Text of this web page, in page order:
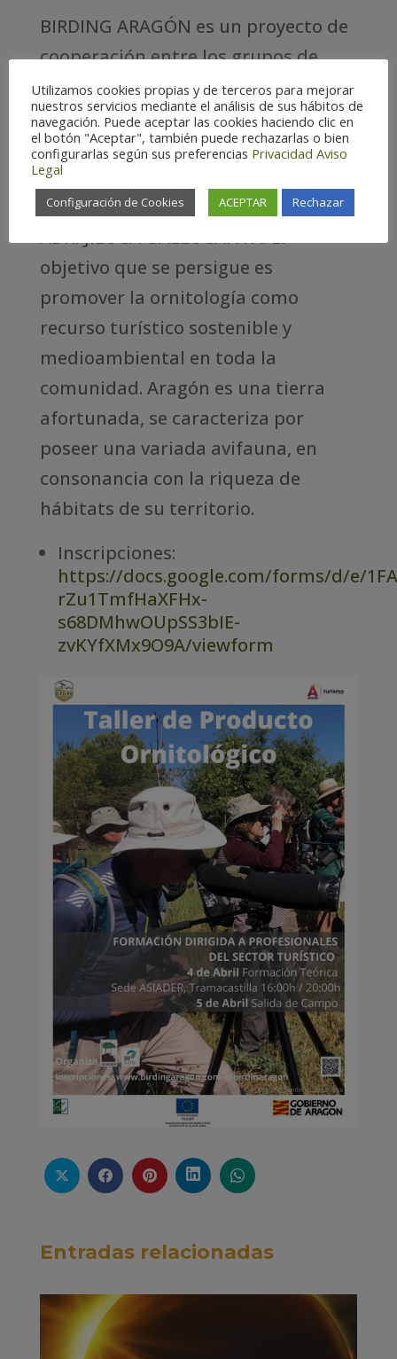
BIRDING ARAGÓN es un proyecto de
cooperación entre los grupos de
acción local aragoneses, la
Asociación de empresarios de
Ecoturismo y Turismo ornitológico
de Aragón (APATOE) y Turismo de
Aragón, coordinado por el grupo
ADRI JILOCA GALLOCANTA. El
objetivo que se persigue es
promover la ornitología como
recurso turístico sostenible y
medioambiental en toda la
comunidad. Aragón es una tierra
afortunada, se caracteriza por
poseer una variada avifauna, en
consonancia con la riqueza de
hábitats de su territorio.
Inscripciones:
https://docs.google.com/forms/d/e/
rZu1TmfHaXFHx-
s68DMhwOUpSS3bIE-
zvKYfXMx9O9A/viewform
Entradas relacionadas
Utilizamos cookies propias y de terceros para mejorar
nuestros servicios mediante el análisis de sus hábitos de
navegación. Puede aceptar las cookies haciendo clic en
el botón "Aceptar", también puede rechazarlas o bien
configurarlas según sus preferencias Privacidad Aviso
Legal
Configuración de Cookies ACEPTAR Rechazar